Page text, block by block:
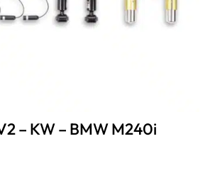
– KW – BMW M240i